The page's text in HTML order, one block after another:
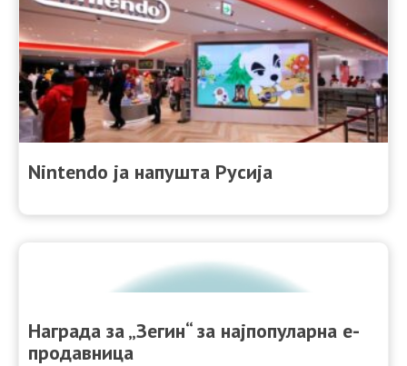
Nintendo ја напушта Русија
Награда за „Зегин“ за најпопуларна е-
продавница